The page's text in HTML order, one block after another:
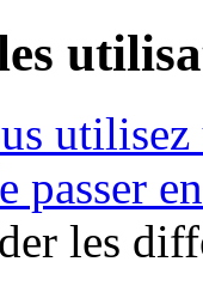
utilisez
passer
les